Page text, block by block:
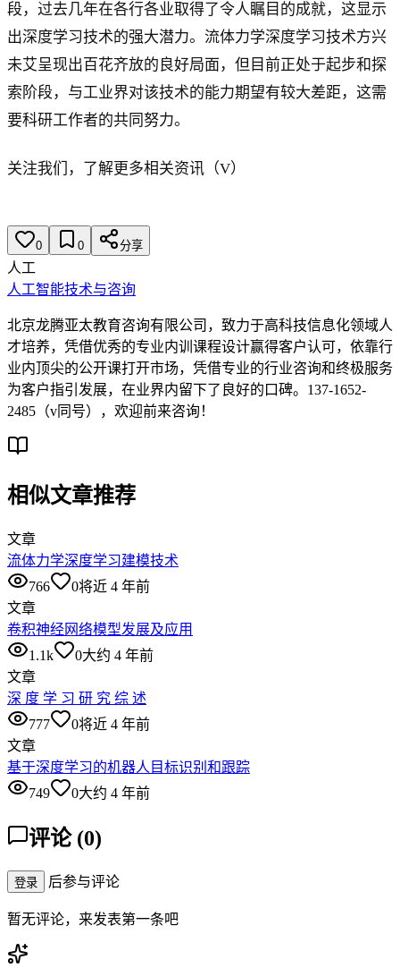
段，过去几年在各行各业取得了令人瞩目的成就，这显示
出深度学习技术的强大潜力。流体力学深度学习技术方兴
未艾呈现出百花齐放的良好局面，但目前正处于起步和探
索阶段，与工业界对该技术的能力期望有较大差距，这需
要科研工作者的共同努力。
关注我们，了解更多相关资讯（V）
0 0 分享
人工
人工智能技术与咨询
北京龙腾亚太教育咨询有限公司，致力于高科技信息化领域人
才培养，凭借优秀的专业内训课程设计赢得客户认可，依靠行
业内顶尖的公开课打开市场，凭借专业的行业咨询和终极服务
为客户指引发展，在业界内留下了良好的口碑。137-1652-
2485（v同号），欢迎前来咨询！
相似文章推荐
文章
流体力学深度学习建模技术
766
0将近 4 年前
文章
卷积神经网络模型发展及应用
1.1k
0大约 4 年前
文章
深 度 学 习 研 究 综 述
777
0将近 4 年前
文章
基于深度学习的机器人目标识别和跟踪
749
0大约 4 年前
评论 (0)
登录 后参与评论
暂无评论，来发表第一条吧